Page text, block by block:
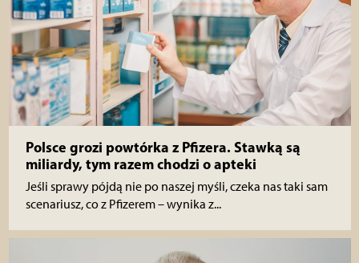
Polsce grozi powtórka z Pfizera. Stawką są
miliardy, tym razem chodzi o apteki
Jeśli sprawy pójdą nie po naszej myśli, czeka nas taki sam
scenariusz, co z Pfizerem – wynika z...